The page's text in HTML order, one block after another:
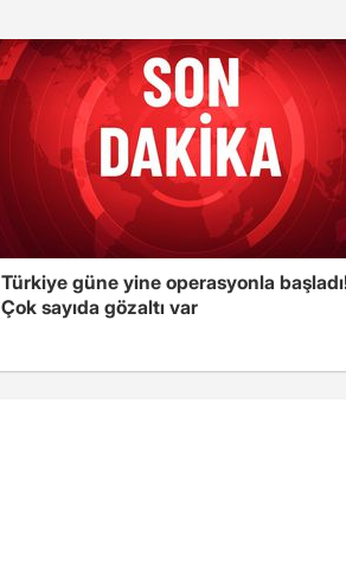
Türkiye güne yine operasyonla
Çok sayıda gözaltı var